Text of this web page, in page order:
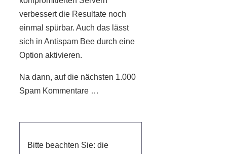
verbessert die Resultate noch
einmal spürbar. Auch das lässt
sich in Antispam Bee durch eine
Option aktivieren.
Na dann, auf die nächsten 1.000
Spam Kommentare …
Bitte beachten Sie: die